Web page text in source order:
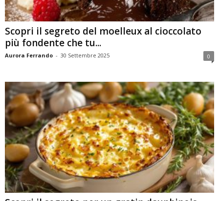
Scopri il segreto del moelleux al cioccolato
più fondente che tu...
Aurora Ferrando - 30 Settembre 2025 0